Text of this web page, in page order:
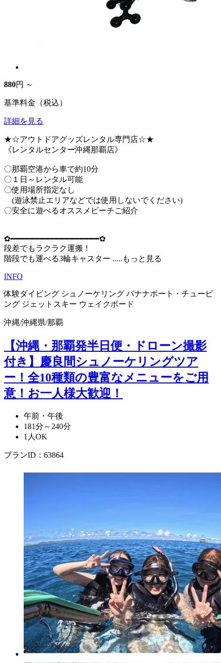
880円 ～
基準料金（税込）
詳細を見る
★☆アウトドアグッズレンタル専門店☆★
《レンタルセンター沖縄那覇店》
〇那覇空港から車で約10分
〇１日～レンタル可能
〇使用場所指定なし
(遊泳禁止エリアなどでは使用しないでください)
〇安全に遊べるオススメビーチご紹介
✿━━━━━━━━━━━━━━━━━━✿
段差でもラクラク運搬！
階段でも運べる3輪キャスター .....もっと見る
INFO
体験ダイビング シュノーケリング バナナボート・チュービ
ング ジェットスキー ウェイクボード
沖縄/沖縄県/那覇
【沖縄・那覇発半日便・ドローン撮影
付き】慶良間シュノーケリングツア
ー！全10種類の豊富なメニューをご用
意！お一人様大歓迎！
午前・午後
181分～240分
1人OK
プランID：63864